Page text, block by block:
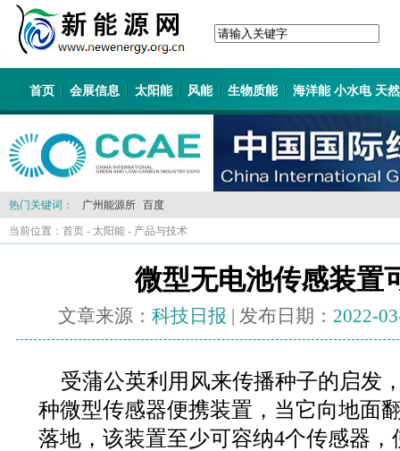
首页 会展信息 太阳能 风能 生物质能 海洋能 小水电 天
热门关键词： 广州能源所 百度
当前位置： 首页 - 太阳能 - 产品与技术
微型无电池传感装置
文章来源： 科技日报 | 发布日期： 2022-
受蒲公英利用风来传播种子的启发
种微型传感器便携装置，当它向地面
落地，该装置至少可容纳4个传感器